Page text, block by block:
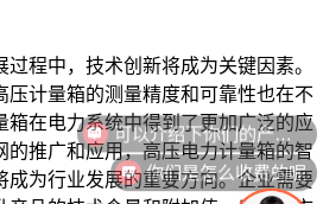
程中，技术创新将成为关键因素。
压计量箱的测量精度和可靠性也在不
箱在电力系统中得到了更加广泛的应
的推广和应用，高压电力计量箱的智
成为行业发展的重要方向。企业需要
可以介绍下你们的产品么
你们是怎么收费的呢